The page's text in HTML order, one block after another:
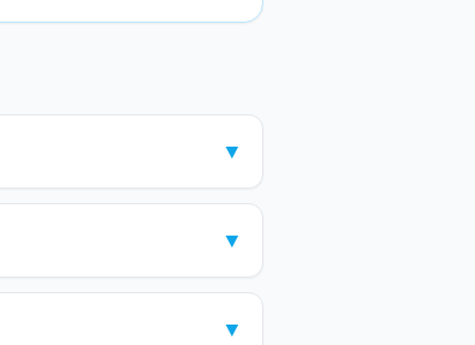
▼
▼
▼